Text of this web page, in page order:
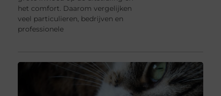
het comfort. Daarom vergelijken
veel particulieren, bedrijven en
professionele